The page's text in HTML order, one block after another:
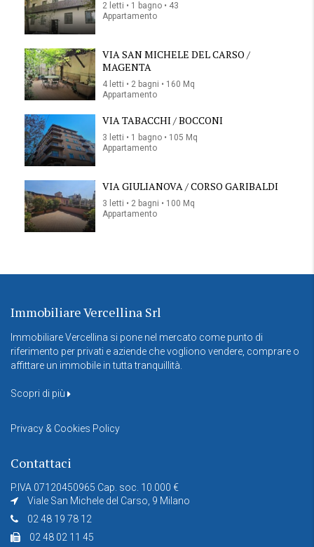
2 letti • 1 bagno • 43
Appartamento
VIA SAN MICHELE DEL CARSO /
MAGENTA
4 letti • 2 bagni • 160 Mq
Appartamento
VIA TABACCHI / BOCCONI
3 letti • 1 bagno • 105 Mq
Appartamento
VIA GIULIANOVA / CORSO GARIBALDI
3 letti • 2 bagni • 100 Mq
Appartamento
Immobiliare Vercellina Srl
Immobiliare Vercellina si pone nel mercato come punto di
riferimento per privati e aziende che vogliono vendere, comprare o
affittare un immobile in tutta tranquillità.
Scopri di più
Privacy & Cookies Policy
Contattaci
P.IVA 07120450965 Cap. soc. 10.000 €
Viale San Michele del Carso, 9 Milano
02 48 19 78 12
02 48 02 11 45